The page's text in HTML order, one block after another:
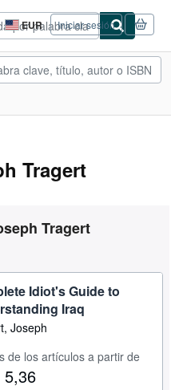
EUR
Preferencias
de
compra
del
Iniciar sesión
Tragert
Tragert
Idiot's Guide to
Iraq
Joseph
de los artículos a partir de
5,36